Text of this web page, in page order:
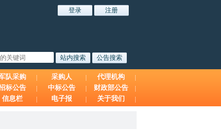
队采购 采购人
代理机构
标公告
中标公告
财政部公告
信息栏
电子报 关于我们